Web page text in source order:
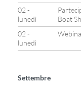
02 -
lunedì
Boat
02 -
lunedì
Settembre